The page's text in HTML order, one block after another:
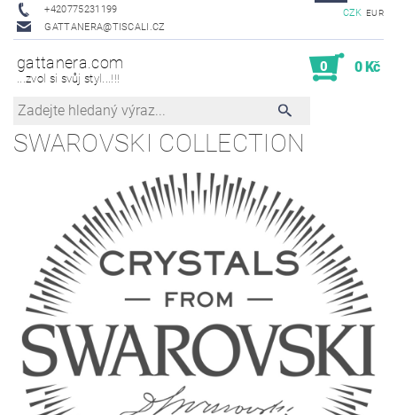
+420775231199
GATTANERA@TISCALI.CZ
CZK EUR
gattanera.com
...zvol si svůj styl...!!!
0 0 Kč
SWAROVSKI COLLECTION